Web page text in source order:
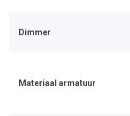
Dimmer
Materiaal armatuur